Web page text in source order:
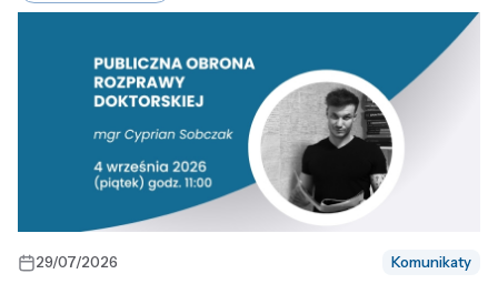
29/07/2026 Komunikaty